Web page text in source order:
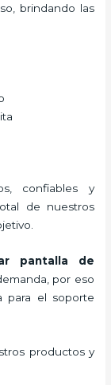
brindando las
confiables y
de nuestros
pantalla de
por eso
para el soporte
productos y